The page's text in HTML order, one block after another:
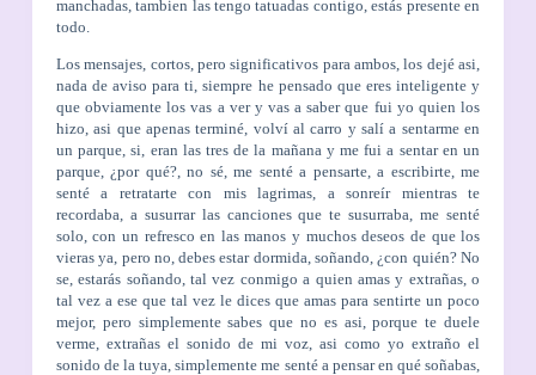
manchadas, tambien las tengo tatuadas contigo, estás presente en
todo.
Los mensajes, cortos, pero significativos para ambos, los dejé asi,
nada de aviso para ti, siempre he pensado que eres inteligente y
que obviamente los vas a ver y vas a saber que fui yo quien los
hizo, asi que apenas terminé, volví al carro y salí a sentarme en
un parque, si, eran las tres de la mañana y me fui a sentar en un
parque, ¿por qué?, no sé, me senté a pensarte, a escribirte, me
senté a retratarte con mis lagrimas, a sonreír mientras te
recordaba, a susurrar las canciones que te susurraba, me senté
solo, con un refresco en las manos y muchos deseos de que los
vieras ya, pero no, debes estar dormida, soñando, ¿con quién? No
se, estarás soñando, tal vez conmigo a quien amas y extrañas, o
tal vez a ese que tal vez le dices que amas para sentirte un poco
mejor, pero simplemente sabes que no es asi, porque te duele
verme, extrañas el sonido de mi voz, asi como yo extraño el
sonido de la tuya, simplemente me senté a pensar en qué soñabas,